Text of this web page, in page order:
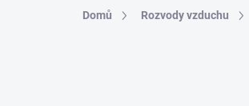
Domů Rozvody vzduchu